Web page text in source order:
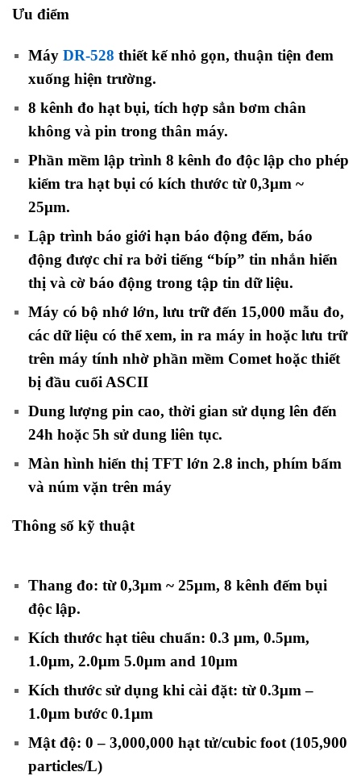
Ưu điểm
Máy DR-528 thiết kế nhỏ gọn, thuận tiện đem
xuống hiện trường.
8 kênh đo hạt bụi, tích hợp sẳn bơm chân
không và pin trong thân máy.
Phần mềm lập trình 8 kênh đo độc lập cho phép
kiểm tra hạt bụi có kích thước từ 0,3μm ~
25μm.
Lập trình báo giới hạn báo động đếm, báo
động được chỉ ra bởi tiếng “bíp” tin nhắn hiển
thị và cờ báo động trong tập tin dữ liệu.
Máy có bộ nhớ lớn, lưu trữ đến 15,000 mẫu đo,
các dữ liệu có thể xem, in ra máy in hoặc lưu trữ
trên máy tính nhờ phần mềm Comet hoặc thiết
bị đầu cuối ASCII
Dung lượng pin cao, thời gian sử dụng lên đến
24h hoặc 5h sử dung liên tục.
Màn hình hiển thị TFT lớn 2.8 inch, phím bấm
và núm vặn trên máy
Thông số kỹ thuật
Thang đo: từ 0,3μm ~ 25μm, 8 kênh đếm bụi
độc lập.
Kích thước hạt tiêu chuẩn: 0.3 μm, 0.5μm,
1.0μm, 2.0μm 5.0μm and 10μm
Kích thước sử dụng khi cài đặt: từ 0.3μm –
1.0μm bước 0.1μm
Mật độ: 0 – 3,000,000 hạt tử/cubic foot (105,900
particles/L)